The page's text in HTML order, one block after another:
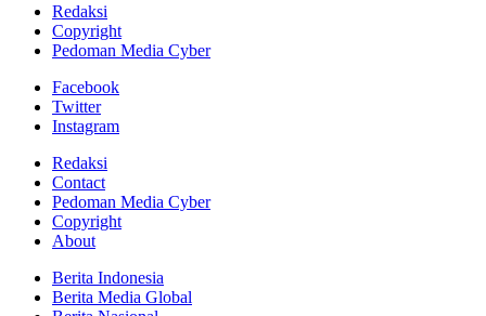
Redaksi
Copyright
Pedoman Media Cyber
Facebook
Twitter
Instagram
Redaksi
Contact
Pedoman Media Cyber
Copyright
About
Berita Indonesia
Berita Media Global